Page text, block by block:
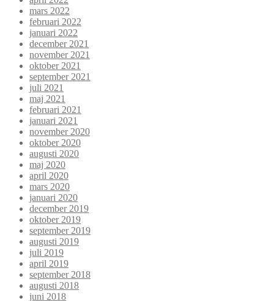
mars 2022
februari 2022
januari 2022
december 2021
november 2021
oktober 2021
september 2021
juli 2021
maj 2021
februari 2021
januari 2021
november 2020
oktober 2020
augusti 2020
maj 2020
april 2020
mars 2020
januari 2020
december 2019
oktober 2019
september 2019
augusti 2019
juli 2019
april 2019
september 2018
augusti 2018
juni 2018